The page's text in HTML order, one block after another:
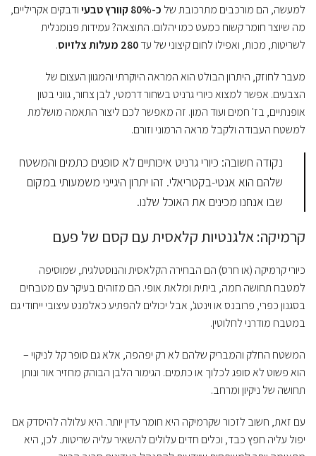
למעשה, הם מורכבים מתרכובת של כ-80% קוורץ טבעי
ודבקים אקריליים,
מה שיוצר חומר קשוח כמעט כמו יהלום. התוצאה? עמידות פנומנלית
לשריטות, מכות, ואפילו לחום קיצוני של עד280 מעלות צלזיוס .
מעבר לחוזק, היתרון הבולט הוא המראה היוקרתי והמגוון העצום של
הצבעים. אפשר למצוא כיורי גרניט בשחור דרמטי, לבן צחור, גווני בטון
אופנתיים, בז' חמים ועוד המון. זה מאפשר לכם ליצור התאמה מושלמת
למשטח העבודה ולקבל מראה הרמוני וזורם.
נקודה חשובה: כיורי גרניט איכותיים לא סופגים כתמים והמשטח
שלהם הוא אנטי-בקטריאלי. זהו יתרון היגייני משמעותי במקום
שבו אנחנו מכינים את האוכל שלנו.
קרמיקה: אלגנטיות קלאסית עם קסם של פעם
כיורי קרמיקה (או חרס) הם הבחירה הקלאסית והנוסטלגית, שמוסיפה
למטבח תחושה חמה, ביתית ומלאת אופי. הם מזוהים בעיקר עם מטבחים
בסגנון כפרי, פרובנס או וינטג', אבל יכולים להפתיע כאלמנט עיצובי ייחודי גם
במטבח מודרני לחלוטין.
המשטח החלק והמבריק שלהם לא רק יפהפה, אלא גם סופר קל לניקוי –
הוא פשוט לא סופג לכלוך או כתמים. הגימור הלבן הבוהק מחזיר אור ונותן
תחושה של ניקיון ומרחב.
עם זאת, חשוב לזכור שקרמיקה היא חומר עדין יותר. היא עלולה להיסדק אם
יפול עליה חפץ כבד, וכלים חדים עלולים להשאיר עליה שריטות. לכן, היא